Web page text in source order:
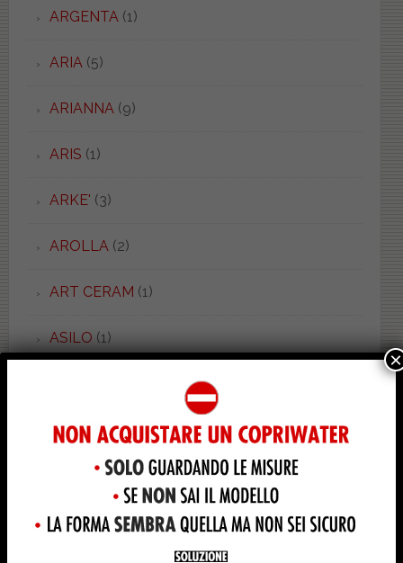
ARGENTA(1)
ARIA(5)
ARIANNA(9)
ARIS (1)
ARKE' (3)
AROLLA(2)
ART CERAM (1)
ASILO (1)
ASSOLUTO(1)
ASTER(3)
ASTRA(28)
×